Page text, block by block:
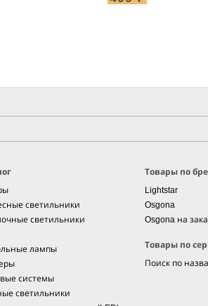
светильники
светильники
лампы
системы
светильники
Товары по
Lightstar
Osgona
Osgona на
Товары по
Поиск по